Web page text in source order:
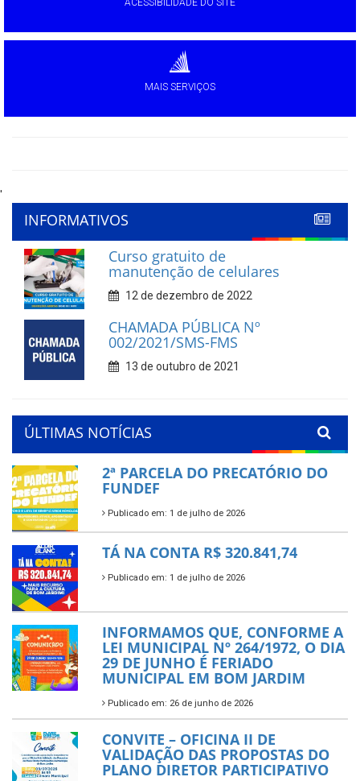
ACESSIBILIDADE DO SITE
MAIS SERVIÇOS
'
INFORMATIVOS
Curso gratuito de
manutenção de celulares
12 de dezembro de 2022
CHAMADA PÚBLICA Nº
002/2021/SMS-FMS
13 de outubro de 2021
ÚLTIMAS NOTÍCIAS
2ª PARCELA DO PRECATÓRIO DO
FUNDEF
Publicado em: 1 de julho de 2026
TÁ NA CONTA R$ 320.841,74
Publicado em: 1 de julho de 2026
INFORMAMOS QUE, CONFORME A
LEI MUNICIPAL Nº 264/1972, O DIA
29 DE JUNHO É FERIADO
MUNICIPAL EM BOM JARDIM
Publicado em: 26 de junho de 2026
CONVITE – OFICINA II DE
VALIDAÇÃO DAS PROPOSTAS DO
PLANO DIRETOR PARTICIPATIVO